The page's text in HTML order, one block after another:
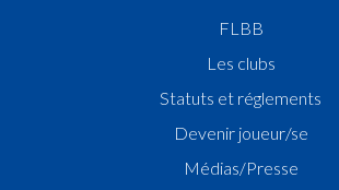
FLBB
Les clubs
Statuts et réglements
Devenir joueur/se
Médias/Presse